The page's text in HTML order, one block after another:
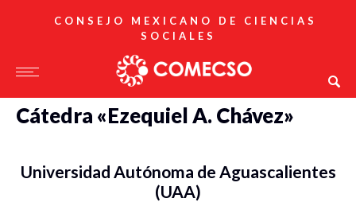
CONSEJO MEXICANO DE CIENCIAS
SOCIALES
Cátedra «Ezequiel A. Chávez»
Universidad Autónoma de Aguascalientes
(UAA)